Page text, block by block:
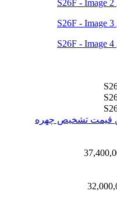
قیمت تشخیص چهره